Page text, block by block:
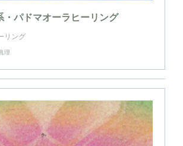
・パドマオーラヒーリング
リング
理